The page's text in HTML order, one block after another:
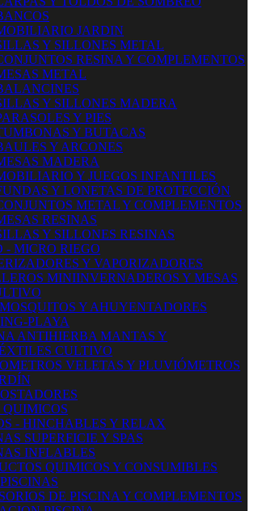
JARDIN
Y SILLONES METAL
RESINA Y COMPLEMENTOS
METAL
Y SILLONES MADERA
Y PIES
Y BUTACAS
Y ARCONES
MADERA
Y JUEGOS INFANTILES
Y LONETAS DE PROTECCIÓN
METAL Y COMPLEMENTOS
RESINAS
Y SILLONES RESINAS
- MICRO RIEGO
Y VAPORIZADORES
MINIINVERNADEROS Y MESAS
Y AHUYENTADORES
PLAYA
ANTIHIERBA MANTAS Y
CULTIVO
VELETAS Y PLUVIÓMETROS
QUIMICOS
- HINCHABLES Y RELAX
SUPERFICIE Y SPAS
INFLABLES
QUIMICOS Y CONSUMIBLES
DE PISCINA Y COMPLEMENTOS